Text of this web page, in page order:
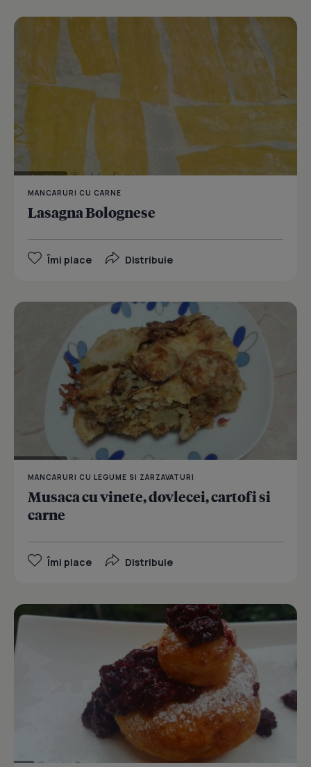
MANCARURI CU CARNE
Lasagna Bolognese
Îmi place Distribuie
MANCARURI CU LEGUME SI ZARZAVATURI
Musaca cu vinete, dovlecei, cartofi si
carne
Îmi place Distribuie